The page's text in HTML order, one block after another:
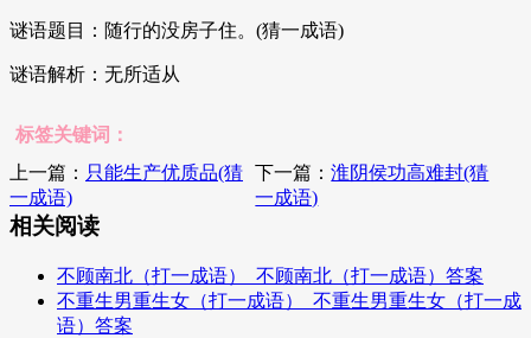
谜语题目：随行的没房子住。(猜一成语)
谜语解析：无所适从
标签关键词：
上一篇： 只能生产优质品(猜
一成语)
下一篇：淮阴侯功高难封(猜
一成语)
相关阅读
不顾南北（打一成语）_不顾南北（打一成语）答案
不重生男重生女（打一成语）_不重生男重生女（打一成
语）答案